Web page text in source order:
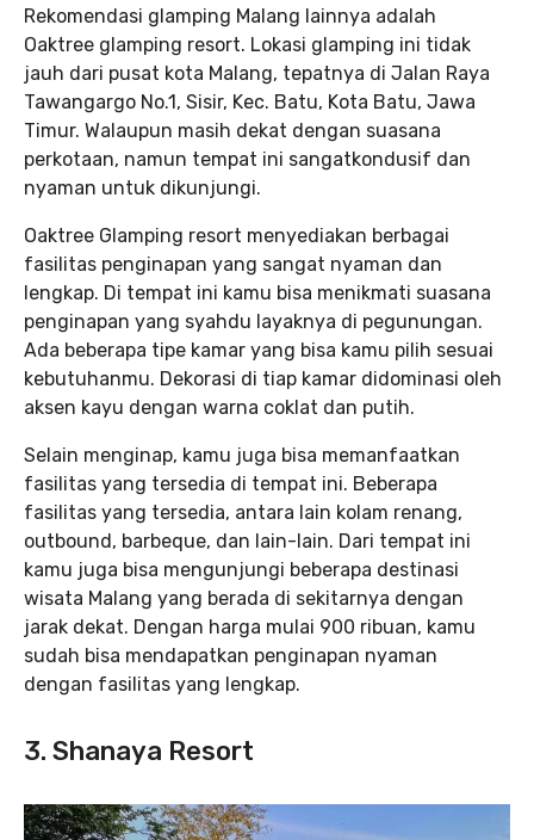
Rekomendasi glamping Malang lainnya adalah
Oaktree glamping resort. Lokasi glamping ini tidak
jauh dari pusat kota Malang, tepatnya di Jalan Raya
Tawangargo No.1, Sisir, Kec. Batu, Kota Batu, Jawa
Timur. Walaupun masih dekat dengan suasana
perkotaan, namun tempat ini sangatkondusif dan
nyaman untuk dikunjungi.
Oaktree Glamping resort menyediakan berbagai
fasilitas penginapan yang sangat nyaman dan
lengkap. Di tempat ini kamu bisa menikmati suasana
penginapan yang syahdu layaknya di pegunungan.
Ada beberapa tipe kamar yang bisa kamu pilih sesuai
kebutuhanmu. Dekorasi di tiap kamar didominasi oleh
aksen kayu dengan warna coklat dan putih.
Selain menginap, kamu juga bisa memanfaatkan
fasilitas yang tersedia di tempat ini. Beberapa
fasilitas yang tersedia, antara lain kolam renang,
outbound, barbeque, dan lain-lain. Dari tempat ini
kamu juga bisa mengunjungi beberapa destinasi
wisata Malang yang berada di sekitarnya dengan
jarak dekat. Dengan harga mulai 900 ribuan, kamu
sudah bisa mendapatkan penginapan nyaman
dengan fasilitas yang lengkap.
3. Shanaya Resort